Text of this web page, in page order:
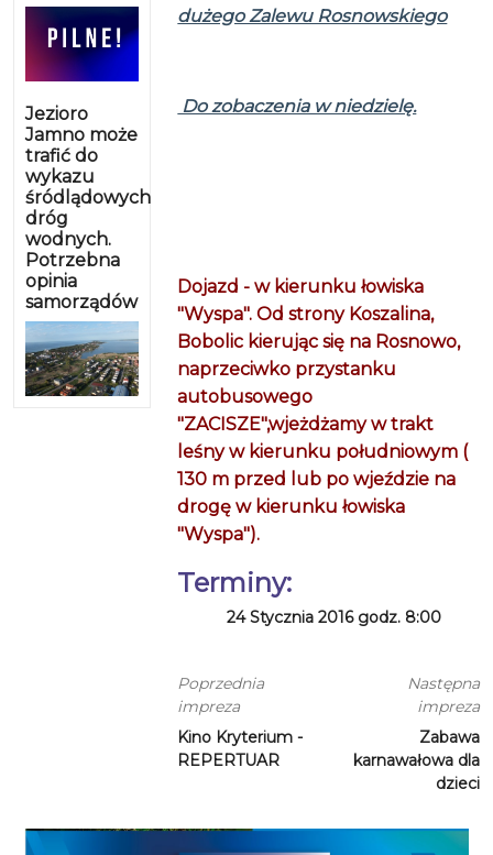
Jezioro
Jamno może
trafić do
wykazu
śródlądowych
dróg
wodnych.
Potrzebna
opinia
samorządów
dużego Zalewu Rosnowskiego
Do zobaczenia w niedzielę.
Dojazd - w kierunku łowiska
"Wyspa". Od strony Koszalina,
Bobolic kierując się na Rosnowo,
naprzeciwko przystanku
autobusowego
"ZACISZE",wjeżdżamy w trakt
leśny w kierunku południowym (
130 m przed lub po wjeździe na
drogę w kierunku łowiska
"Wyspa").
Terminy:
24 Stycznia 2016 godz. 8:00
Poprzednia
impreza
Kino Kryterium -
REPERTUAR
Następna
impreza
Zabawa
karnawałowa dla
dzieci